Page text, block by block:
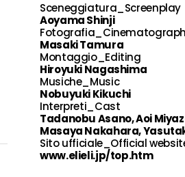
Sceneggiatura_Screenplay
Aoyama Shinji
Masaki Tamura
Montaggio_Editing
Hiroyuki Nagashima
Musiche_Music
Nobuyuki Kikuchi
Interpreti_Cast
Tadanobu Asano, Aoi
Masaya Nakahara,
Sito ufficiale_Official
www.elieli.jp/top.htm